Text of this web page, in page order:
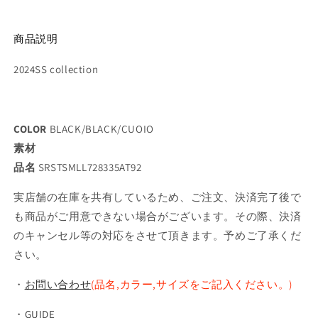
商品説明
2024SS collection
COLOR BLACK/BLACK/CUOIO
素材
品名 SRSTSMLL728335AT92
実店舗の在庫を共有しているため、ご注文、決済完了後で
も商品がご用意できない場合がございます。その際、決済
のキャンセル等の対応をさせて頂きます。予めご了承くだ
さい。
・ お問い合わせ(品名,カラー,サイズをご記入ください。)
・ GUIDE